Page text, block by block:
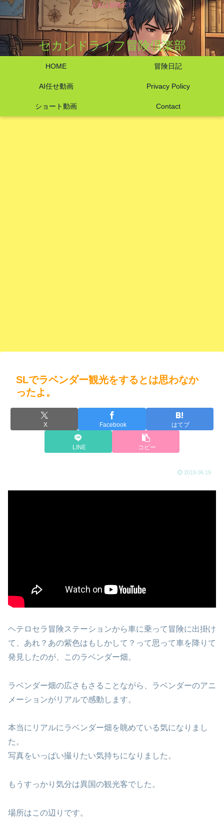
人生は冒険だ！
セカンドライフ冒険倶楽部
HOME 冒険日記
AI任せ動画 Privacy Policy
ショート動画 Contact
SLでラベンダー観光をするとは思わなか
ったよ。
X Facebook はてブ
LINE コピー
2019.06.19
ヘテロセラ冒険ステーションから車に乗って冒険に出掛け
て、あれ？あの紫色はもしかして？って思って車を降りて
発見したのが、このラベンダー畑。
ラベンダー畑の広さもさることながら、ラベンダーのアニ
メーションがリアルで感動します。
本当にリアルにラベンダー畑を眺めている気になりまし
た。
写真をいっぱい撮りたい気持ちになりました。
もうすっかり気分は異国の観光客でした。
場所はこの辺りです。